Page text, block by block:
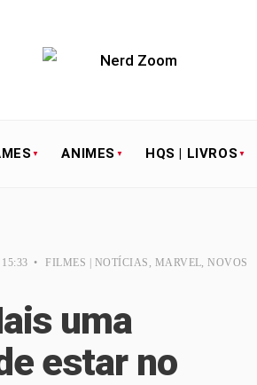
ANIMES HQS | LIVROS
15:33 • FILMES | NOTÍCIAS , MARVEL,NOVOS
uma
estar no